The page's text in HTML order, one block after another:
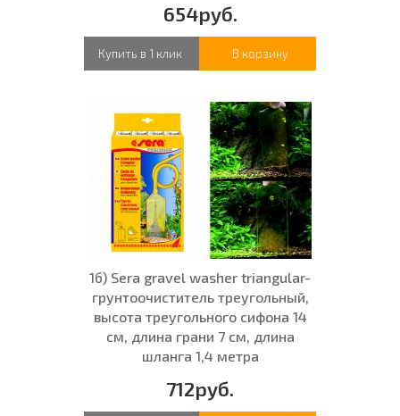
654руб.
Купить в 1 клик В корзину
1б) Sera gravel washer triangular-
грунтоочиститель треугольный,
высота треугольного сифона 14
см, длина грани 7 см, длина
шланга 1,4 метра
712руб.